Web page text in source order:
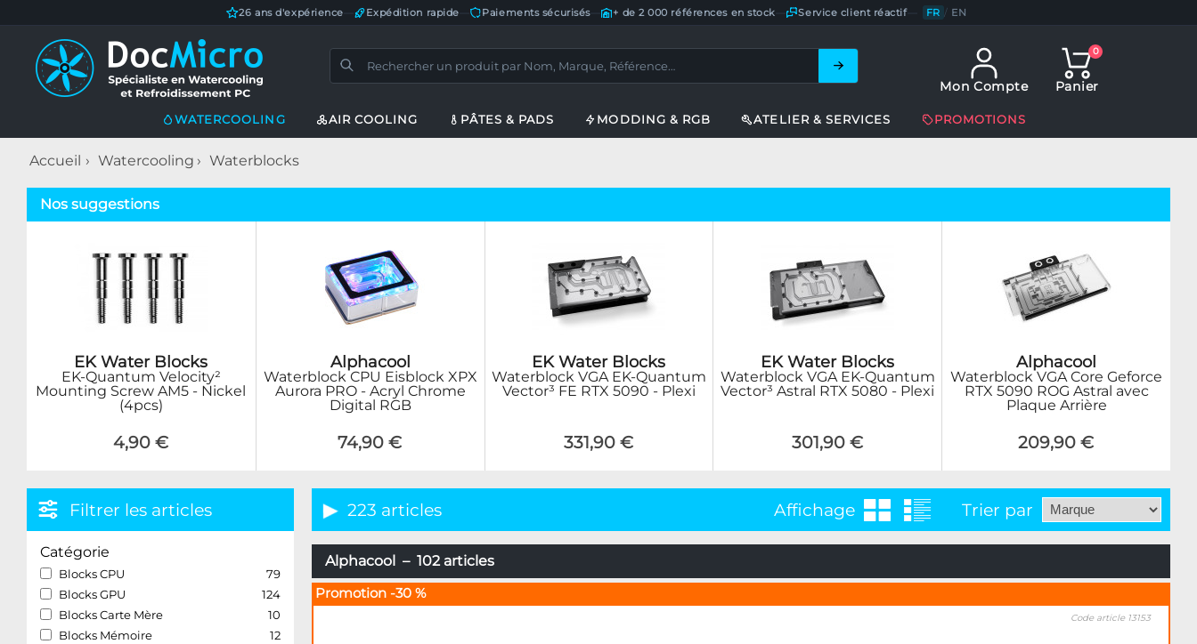
26 ans d'expérience Expédition rapide Paiements sécurisés— + de 2 000 références en stock Service client réactif— FR / EN
Mon Compte
0
Panier
WATERCOOLING AIR COOLING PÂTES & PADS MODDING & RGB ATELIER & SERVICES PROMOTIONS
Accueil Watercooling Waterblocks
Nos suggestions
EK Water Blocks
EK-Quantum Velocity²
Mounting Screw AM5 - Nickel
(4pcs)
4,90 €
Alphacool
Waterblock CPU Eisblock XPX
Aurora PRO - Acryl Chrome
Digital RGB
74,90 €
EK Water Blocks
Waterblock VGA EK-Quantum
Vector³ FE RTX 5090 - Plexi
331,90 €
EK Water Blocks
Waterblock VGA EK-Quantum
Vector³ Astral RTX 5080 - Plexi
301,90 €
Alphacool
Waterblock VGA Core Geforce
RTX 5090 ROG Astral avec
Plaque Arrière
209,90 €
Filtrer les articles
Catégorie
Blocks CPU
79
Blocks GPU
124
Blocks Carte Mère
10
Blocks Mémoire
12
223 articles Affichage Trier par
Alphacool – 102 articles
Promotion -30 %
Code article 13153